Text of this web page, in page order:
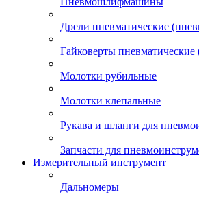
Дрели пневматические
Гайковерты
Молотки рубильные
Молотки клепальные
Рукава и шланги для
Запчасти для
Измерительный инструмент
Дальномеры